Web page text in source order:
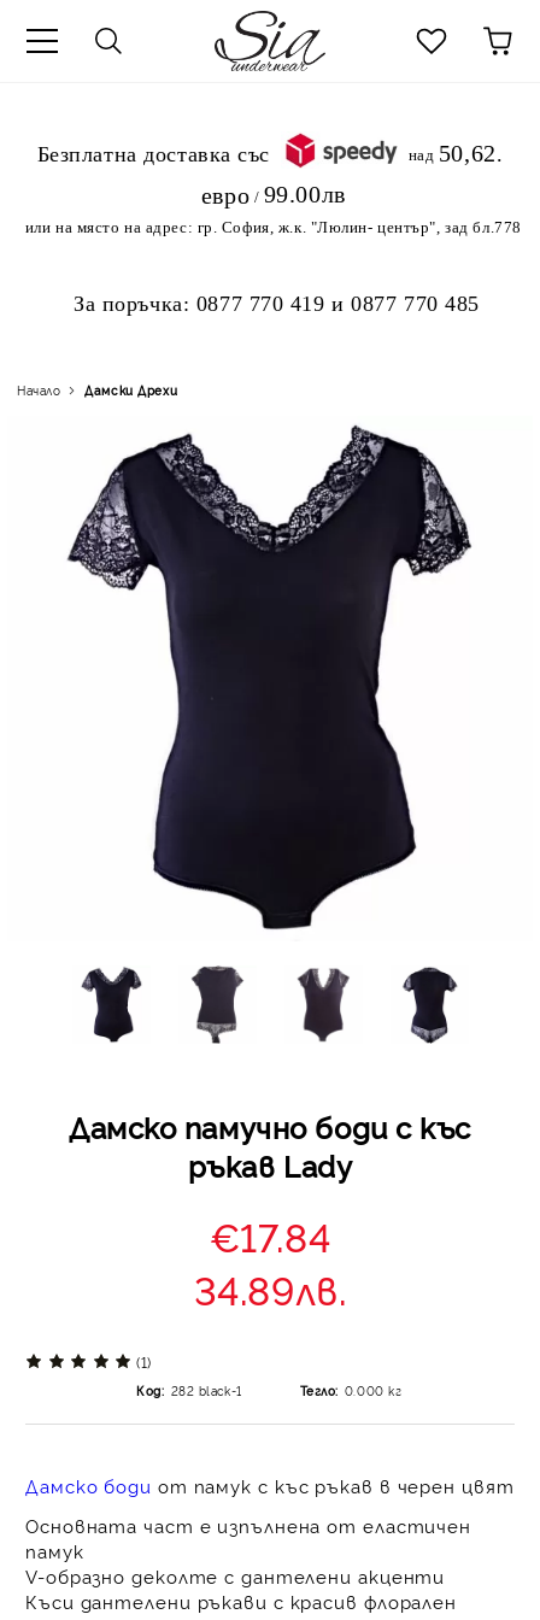
.Безплатна доставка със
над 50,62
евро / 99.00лв
или на място на адрес: гр. София, ж.к. "Люлин- център", зад бл.778
За поръчка: 0877 770 419 и0877 770 485
Начало Дамски Дрехи
Дамско памучно боди с къс
ръкав Lady
€17.84
34.89лв.
(1)
Код: 282 black-1 Тегло: 0.000 кг
Дамско боди от памук с къс ръкав в черен цвят
Основната част е изпълнена от еластичен
памук
V-образно деколте с дантелени акценти
Къси дантелени ръкави с красив флорален